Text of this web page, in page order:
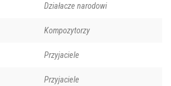
Działacze narodowi
Kompozytorzy
Przyjaciele
Przyjaciele